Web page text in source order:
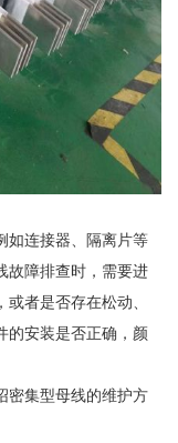
如连接器、隔离片等
故障排查时，需要进
者是否存在松动、
的安装是否正确，颜
密集型母线的维护方